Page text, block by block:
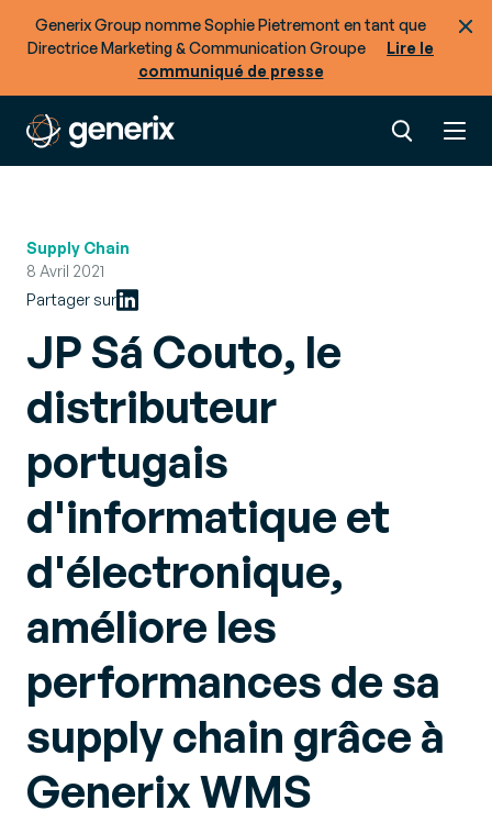
Generix Group nomme Sophie Pietremont en tant que
Directrice Marketing & Communication Groupe
Lire le
communiqué de presse
Supply Chain
8 Avril 2021
Partager sur
JP Sá Couto, le
distributeur
portugais
d'informatique et
d'électronique,
améliore les
performances de sa
supply chain grâce à
Generix WMS